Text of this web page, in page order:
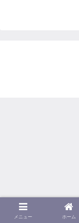
メニュー ホーム